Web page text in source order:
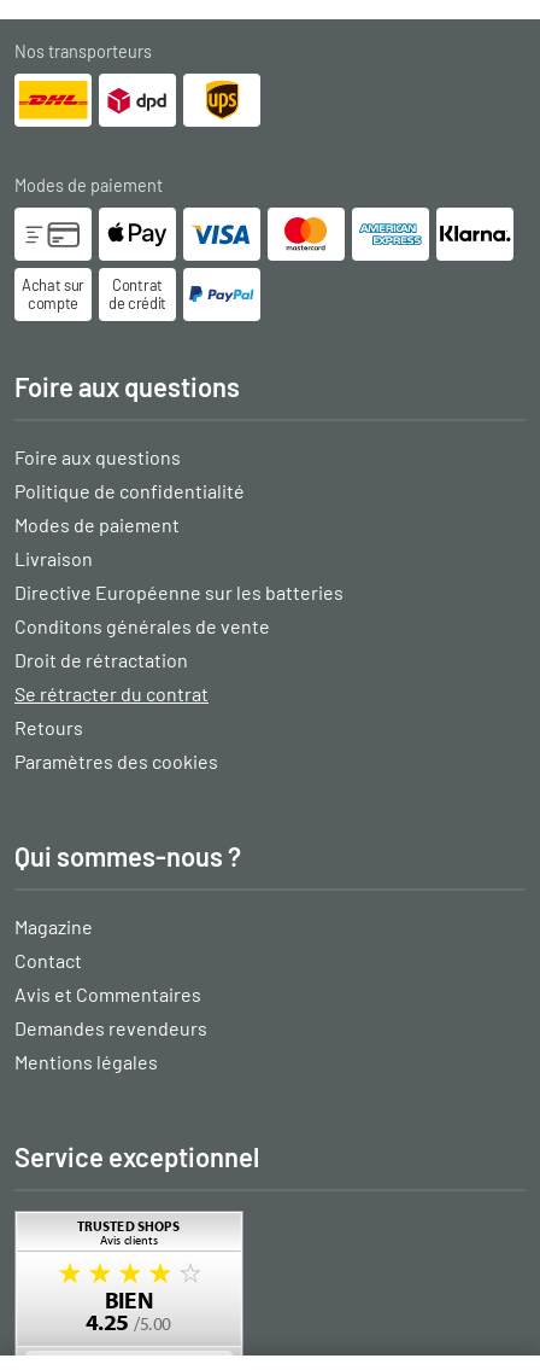
Nos transporteurs
Modes de paiement
Achat sur
compte
Contrat
de crédit
Foire aux questions
Foire aux questions
Politique de confidentialité
Modes de paiement
Livraison
Directive Européenne sur les batteries
Conditons générales de vente
Droit de rétractation
Se rétracter du contrat
Retours
Paramètres des cookies
Qui sommes-nous ?
Magazine
Contact
Avis et Commentaires
Demandes revendeurs
Mentions légales
Service exceptionnel